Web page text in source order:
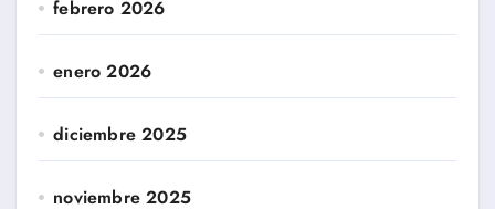
febrero 2026
enero 2026
diciembre 2025
noviembre 2025